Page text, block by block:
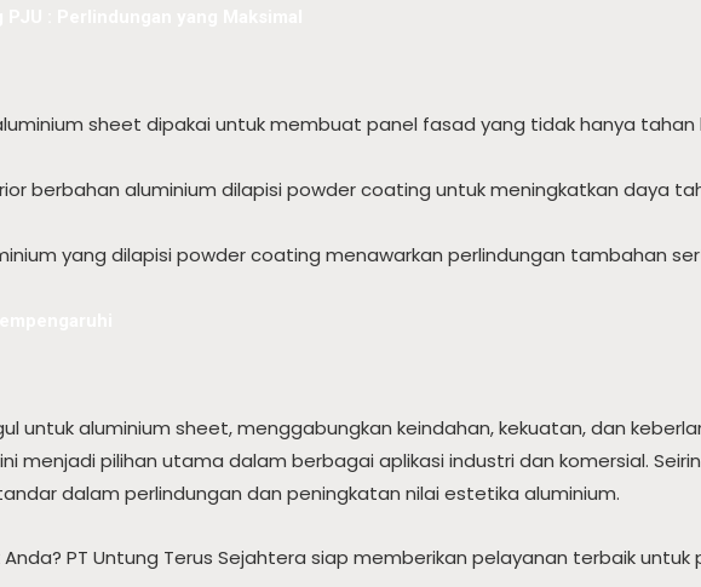
sheet dipakai untuk membuat panel fasad yang tidak hanya
berbahan aluminium dilapisi powder coating untuk meningkatkan daya
yang dilapisi powder coating menawarkan perlindungan tambahan
untuk aluminium sheet, menggabungkan keindahan, kekuatan, dan
menjadi pilihan utama dalam berbagai aplikasi industri dan komersial.
dalam perlindungan dan peningkatan nilai estetika aluminium.
PT Untung Terus Sejahtera siap memberikan pelayanan terbaik untuk